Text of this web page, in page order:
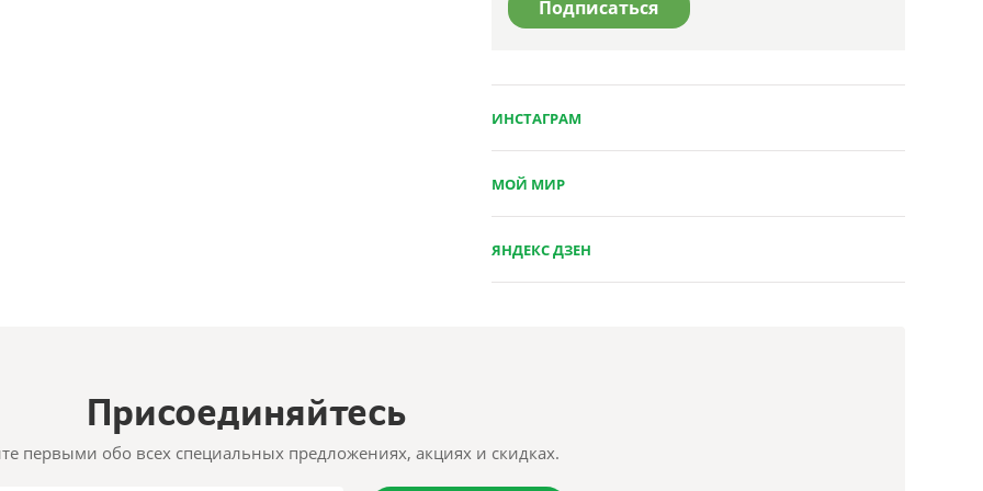
ИНСТАГРАМ
МОЙ МИР
ЯНДЕКС ДЗЕН
Присоединяйтесь
первыми обо всех специальных предложениях, акциях и скидках.